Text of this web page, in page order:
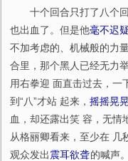
十个回合只打了八个回
也出血了。但是他毫不迟疑
不加考虑的、机械般的力
合里，那个黑人已经无力
用右拳迎 面直击过去，一
到“八”才站 起来， 摇摇晃晃
血，却还露出笑 容，无情
从格丽卿看来，至少在 几
观众发出震耳欲聋的喊声